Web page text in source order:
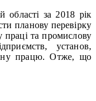
області за 2018 рік
планову перевірку
праці та промислову
установ,
працю. Отже, що